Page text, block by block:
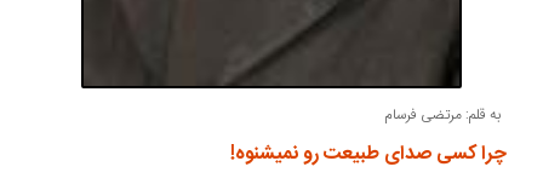
به قلم: مرتضی فرسام
چرا کسی صدای طبیعت رو نمیشنوه!